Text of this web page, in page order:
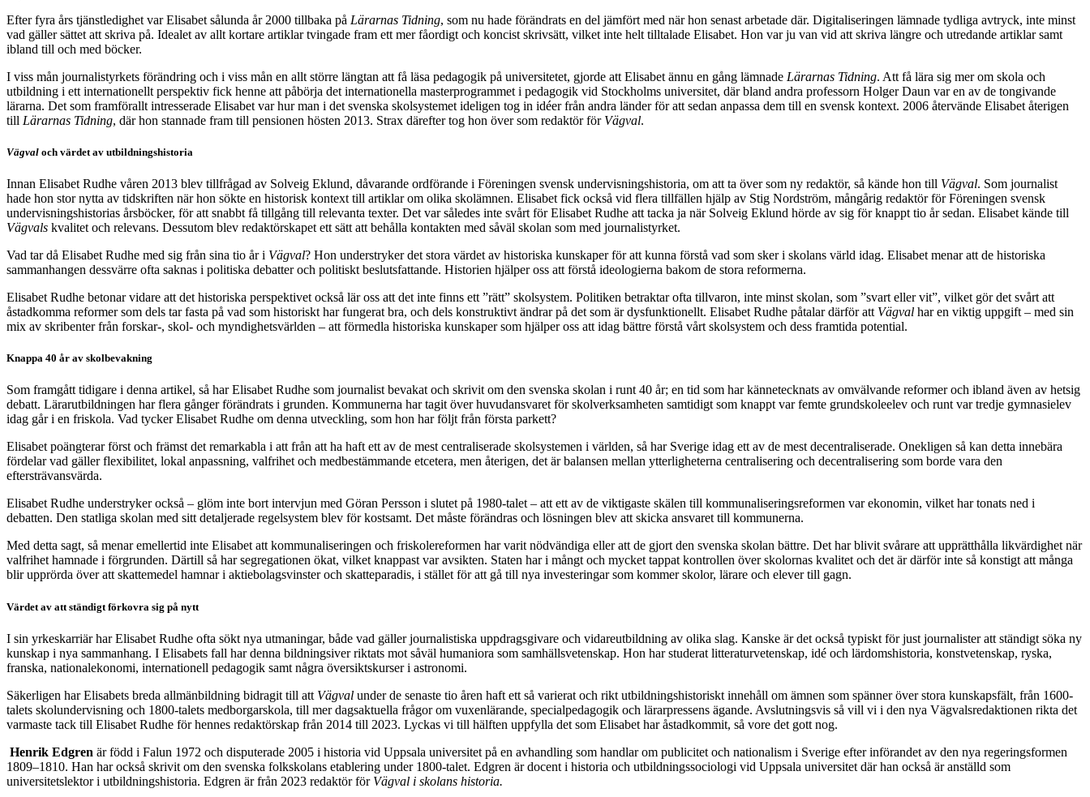
Efter fyra års tjänstledighet var Elisabet sålunda år 2000 tillbaka på Lärarnas Tidning, som nu hade förändrats en del jämfört med när hon senast arbetade där. Digitaliseringen lämnade tydliga avtryck, inte minst
vad gäller sättet att skriva på. Idealet av allt kortare artiklar tvingade fram ett mer fåordigt och koncist skrivsätt, vilket inte helt tilltalade Elisabet. Hon var ju van vid att skriva längre och utredande artiklar samt
ibland till och med böcker.
I viss mån journalistyrkets förändring och i viss mån en allt större längtan att få läsa pedagogik på universitetet, gjorde att Elisabet ännu en gång lämnade Lärarnas Tidning. Att få lära sig mer om skola och
utbildning i ett internationellt perspektiv fick henne att påbörja det internationella masterprogrammet i pedagogik vid Stockholms universitet, där bland andra professorn Holger Daun var en av de tongivande
lärarna. Det som framförallt intresserade Elisabet var hur man i det svenska skolsystemet ideligen tog in idéer från andra länder för att sedan anpassa dem till en svensk kontext. 2006 återvände Elisabet återigen
till Lärarnas Tidning, där hon stannade fram till pensionen hösten 2013. Strax därefter tog hon över som redaktör för Vägval.
Vägval och värdet av utbildningshistoria
Innan Elisabet Rudhe våren 2013 blev tillfrågad av Solveig Eklund, dåvarande ordförande i Föreningen svensk undervisningshistoria, om att ta över som ny redaktör, så kände hon till Vägval. Som journalist
hade hon stor nytta av tidskriften när hon sökte en historisk kontext till artiklar om olika skolämnen. Elisabet fick också vid flera tillfällen hjälp av Stig Nordström, mångårig redaktör för Föreningen svensk
undervisningshistorias årsböcker, för att snabbt få tillgång till relevanta texter. Det var således inte svårt för Elisabet Rudhe att tacka ja när Solveig Eklund hörde av sig för knappt tio år sedan. Elisabet kände till
Vägvals kvalitet och relevans. Dessutom blev redaktörskapet ett sätt att behålla kontakten med såväl skolan som med journalistyrket.
Vad tar då Elisabet Rudhe med sig från sina tio år i Vägval? Hon understryker det stora värdet av historiska kunskaper för att kunna förstå vad som sker i skolans värld idag. Elisabet menar att de historiska
sammanhangen dessvärre ofta saknas i politiska debatter och politiskt beslutsfattande. Historien hjälper oss att förstå ideologierna bakom de stora reformerna.
Elisabet Rudhe betonar vidare att det historiska perspektivet också lär oss att det inte finns ett ”rätt” skolsystem. Politiken betraktar ofta tillvaron, inte minst skolan, som ”svart eller vit”, vilket gör det svårt att
åstadkomma reformer som dels tar fasta på vad som historiskt har fungerat bra, och dels konstruktivt ändrar på det som är dysfunktionellt. Elisabet Rudhe påtalar därför att Vägval har en viktig uppgift – med sin
mix av skribenter från forskar-, skol- och myndighetsvärlden – att förmedla historiska kunskaper som hjälper oss att idag bättre förstå vårt skolsystem och dess framtida potential.
Knappa 40 år av skolbevakning
Som framgått tidigare i denna artikel, så har Elisabet Rudhe som journalist bevakat och skrivit om den svenska skolan i runt 40 år; en tid som har kännetecknats av omvälvande reformer och ibland även av hetsig
debatt. Lärarutbildningen har flera gånger förändrats i grunden. Kommunerna har tagit över huvudansvaret för skolverksamheten samtidigt som knappt var femte grundskoleelev och runt var tredje gymnasielev
idag går i en friskola. Vad tycker Elisabet Rudhe om denna utveckling, som hon har följt från första parkett?
Elisabet poängterar först och främst det remarkabla i att från att ha haft ett av de mest centraliserade skolsystemen i världen, så har Sverige idag ett av de mest decentraliserade. Onekligen så kan detta innebära
fördelar vad gäller flexibilitet, lokal anpassning, valfrihet och medbestämmande etcetera, men återigen, det är balansen mellan ytterligheterna centralisering och decentralisering som borde vara den
eftersträvansvärda.
Elisabet Rudhe understryker också – glöm inte bort intervjun med Göran Persson i slutet på 1980-talet – att ett av de viktigaste skälen till kommunaliseringsreformen var ekonomin, vilket har tonats ned i
debatten. Den statliga skolan med sitt detaljerade regelsystem blev för kostsamt. Det måste förändras och lösningen blev att skicka ansvaret till kommunerna.
Med detta sagt, så menar emellertid inte Elisabet att kommunaliseringen och friskolereformen har varit nödvändiga eller att de gjort den svenska skolan bättre. Det har blivit svårare att upprätthålla likvärdighet när
valfrihet hamnade i förgrunden. Därtill så har segregationen ökat, vilket knappast var avsikten. Staten har i mångt och mycket tappat kontrollen över skolornas kvalitet och det är därför inte så konstigt att många
blir upprörda över att skattemedel hamnar i aktiebolagsvinster och skatteparadis, i stället för att gå till nya investeringar som kommer skolor, lärare och elever till gagn.
Värdet av att ständigt förkovra sig på nytt
I sin yrkeskarriär har Elisabet Rudhe ofta sökt nya utmaningar, både vad gäller journalistiska uppdragsgivare och vidareutbildning av olika slag. Kanske är det också typiskt för just journalister att ständigt söka ny
kunskap i nya sammanhang. I Elisabets fall har denna bildningsiver riktats mot såväl humaniora som samhällsvetenskap. Hon har studerat litteraturvetenskap, idé och lärdomshistoria, konstvetenskap, ryska,
franska, nationalekonomi, internationell pedagogik samt några översiktskurser i astronomi.
Säkerligen har Elisabets breda allmänbildning bidragit till att Vägval under de senaste tio åren haft ett så varierat och rikt utbildningshistoriskt innehåll om ämnen som spänner över stora kunskapsfält, från 1600-
talets skolundervisning och 1800-talets medborgarskola, till mer dagsaktuella frågor om vuxenlärande, specialpedagogik och lärarpressens ägande. Avslutningsvis så vill vi i den nya Vägvalsredaktionen rikta det
varmaste tack till Elisabet Rudhe för hennes redaktörskap från 2014 till 2023. Lyckas vi till hälften uppfylla det som Elisabet har åstadkommit, så vore det gott nog.
Henrik Edgren är född i Falun 1972 och disputerade 2005 i historia vid Uppsala universitet på en avhandling som handlar om publicitet och nationalism i Sverige efter införandet av den nya regeringsformen
1809–1810. Han har också skrivit om den svenska folkskolans etablering under 1800-talet. Edgren är docent i historia och utbildningssociologi vid Uppsala universitet där han också är anställd som
universitetslektor i utbildningshistoria. Edgren är från 2023 redaktör för Vägval i skolans historia.